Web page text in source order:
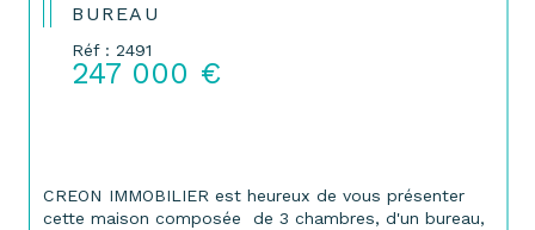
BUREAU
Réf : 2491
247 000 €
CREON IMMOBILIER est heureux de vous présenter
cette maison composée  de 3 chambres, d'un bureau,